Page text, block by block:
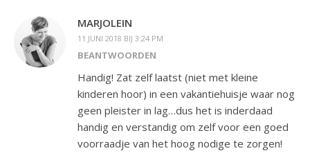
MARJOLEIN
11 JUNI 2018 BIJ 3:24 PM
BEANTWOORDEN
Handig! Zat zelf laatst (niet met kleine
kinderen hoor) in een vakantiehuisje waar nog
geen pleister in lag…dus het is inderdaad
handig en verstandig om zelf voor een goed
voorraadje van het hoog nodige te zorgen!